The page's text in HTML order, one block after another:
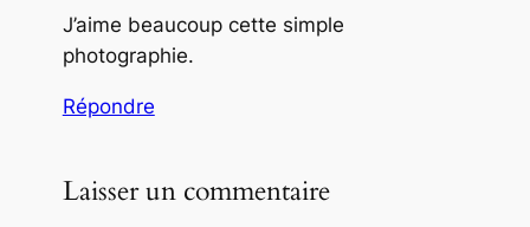
J’aime beaucoup cette simple
photographie.
Répondre
Laisser un commentaire